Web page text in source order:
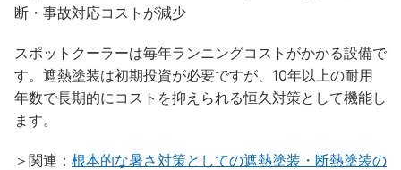
断・事故対応コストが減少
スポットクーラーは毎年ランニングコストがかかる設備で
す。遮熱塗装は初期投資が必要ですが、10年以上の耐用
年数で長期的にコストを抑えられる恒久対策として機能し
ます。
＞関連： 根本的な暑さ対策としての遮熱塗装・断熱塗装の